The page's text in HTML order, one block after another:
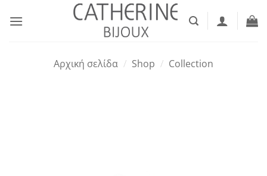
στο
Αρχική σελίδα / Shop / Collection